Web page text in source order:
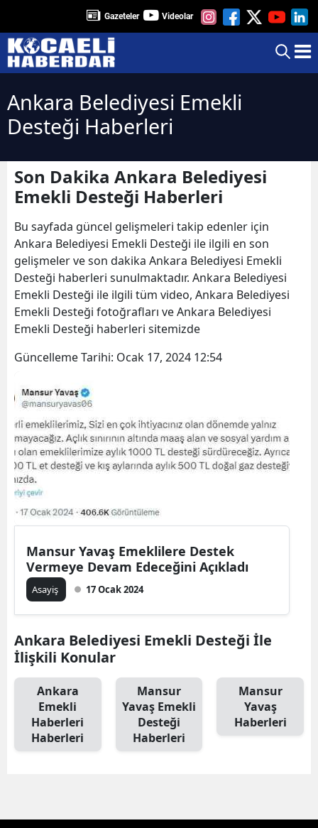
Gazeteler Videolar
Ankara Belediyesi Emekli
Desteği Haberleri
Son Dakika Ankara Belediyesi
Emekli Desteği Haberleri
Bu sayfada güncel gelişmeleri takip edenler için
Ankara Belediyesi Emekli Desteği ile ilgili en son
gelişmeler ve son dakika Ankara Belediyesi Emekli
Desteği haberleri sunulmaktadır. Ankara Belediyesi
Emekli Desteği ile ilgili tüm video, Ankara Belediyesi
Emekli Desteği fotoğrafları ve Ankara Belediyesi
Emekli Desteği haberleri sitemizde
Güncelleme Tarihi: Ocak 17, 2024 12:54
Mansur Yavaş Emeklilere Destek
Vermeye Devam Edeceğini Açıkladı
Asayiş 17 Ocak 2024
Ankara Belediyesi Emekli Desteği İle
İlişkili Konular
Ankara
Emekli
Haberleri
Haberleri
Mansur
Yavaş Emekli
Desteği
Haberleri
Mansur
Yavaş
Haberleri